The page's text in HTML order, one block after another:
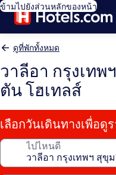
ข้ามไปยังส่วนหลักของหน้า
ดูที่พักทั้งหมด
วาลีอา กรุงเท
ตัน โฮเทลส์
เลือกวันเดินทางเพื่อดู
ไปไหนดี